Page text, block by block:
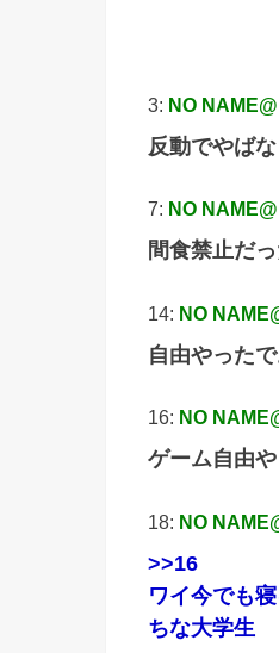
3: NO
反動でやば
7: NO
間食禁止だ
14: NO
自由やった
16: NO
ゲーム自由
18: NO
>>16
ワイ今でも
ちな大学生